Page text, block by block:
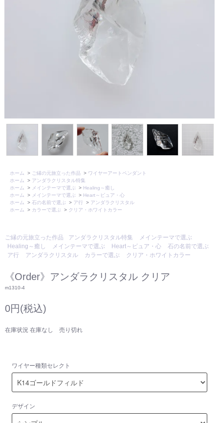
ホーム > ご縁の元旅立った作品 > ワイヤーアートペンダント
ホーム
> アンダラクリスタル特集
ホーム
> メインテーマで選ぶ > Healing～癒し
ホーム
> メインテーマで選ぶ > Heart～ピュア・心
ホーム
> 石の名前で選ぶ > ア行 > アンダラクリスタル
ホーム
> カラーで選ぶ > クリア・ホワイトカラー
ご縁の元旅立った作品 アンダラクリスタル特集
メインテーマで選ぶ
Healing～癒し
メインテーマで選ぶ Heart～ピュア・心
石の名前で選ぶ
ア行
アンダラクリスタル カラーで選ぶ クリア・ホワイトカラー
《Order》アンダラクリスタル クリア
m1310-4
0円(税込)
在庫状況 在庫なし 売り切れ
ワイヤー種類セレクト
デザイン